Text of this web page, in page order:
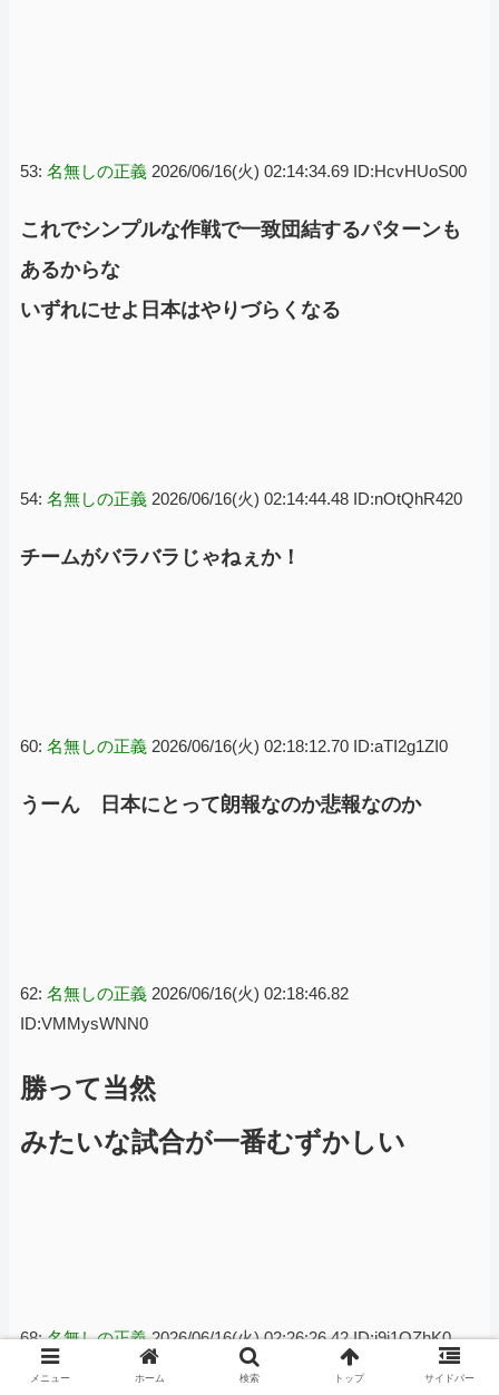
53: 名無しの正義 2026/06/16(火) 02:14:34.69 ID:HcvHUoS00
これでシンプルな作戦で一致団結するパターンも
あるからな
いずれにせよ日本はやりづらくなる
54: 名無しの正義 2026/06/16(火) 02:14:44.48 ID:nOtQhR420
チームがバラバラじゃねぇか！
60: 名無しの正義 2026/06/16(火) 02:18:12.70 ID:aTI2g1ZI0
うーん 日本にとって朗報なのか悲報なのか
62: 名無しの正義 2026/06/16(火) 02:18:46.82
ID:VMMysWNN0
勝って当然
みたいな試合が一番むずかしい
68:名無しの正義 2026/06/16(火) 02:26:26.42 ID:j9j1QZhK0
メニュー ホーム 検索 トップ サイドバー